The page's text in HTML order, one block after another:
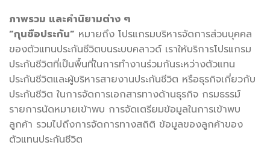
ภาพรวม และคำนิยามต่าง ๆ
“กุนซือประกัน” หมายถึง โปรแกรมบริหารจัดการส่วนบุคคล
ของตัวแทนประกันชีวิตบนระบบคลาวด์ เราให้บริการโปรแกรม
ประกันชีวิตที่เป็นพื้นที่ในการทำงานร่วมกันระหว่างตัวแทน
ประกันชีวิตและผู้บริหารสายงานประกันชีวิต หรือธุรกิจเกี่ยวกับ
ประกันชีวิต ในการจัดการเอกสารทางด้านธุรกิจ กรมธรรม์
รายการนัดหมายเข้าพบ การจัดเตรียมข้อมูลในการเข้าพบ
ลูกค้า รวมไปถึงการจัดการทางสถิติ ข้อมูลของลูกค้าของ
ตัวแทนประกันชีวิต